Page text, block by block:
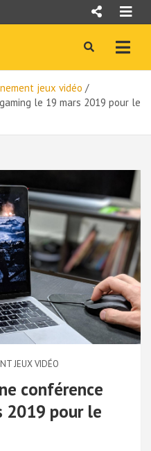
jeux vidéo
le 19 mars 2019 pour le
JEUX VIDÉO
conférence
2019 pour le